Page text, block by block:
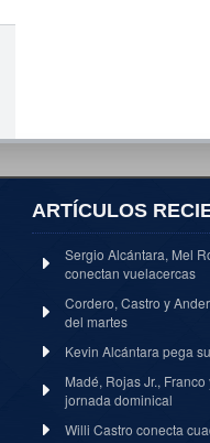
ARTÍCULOS
Sergio Alcántara, Mel
conectan vuelacercas
Cordero, Castro y
del martes
Kevin Alcántara pega
Madé, Rojas Jr.,
jornada dominical
Willi Castro conecta